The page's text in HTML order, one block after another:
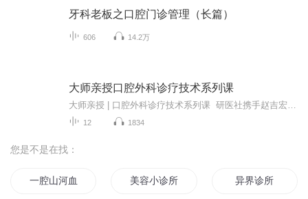
牙科老板之口腔门诊管理（长篇）
606 14.2万
大师亲授口腔外科诊疗技术系列课
12 1834
您是不是在找：
一腔山河血 美容小诊所 异界诊所